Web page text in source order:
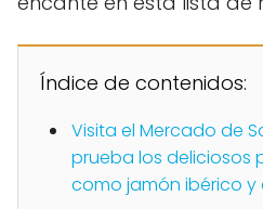
Índice de contenidos:
Visita el Mercado de
prueba los deliciosos
como jamón ibérico